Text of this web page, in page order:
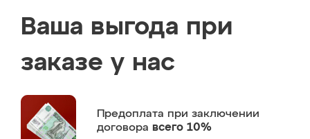
Ваша выгода при
заказе у нас
Предоплата при заключении
договора всего 10%